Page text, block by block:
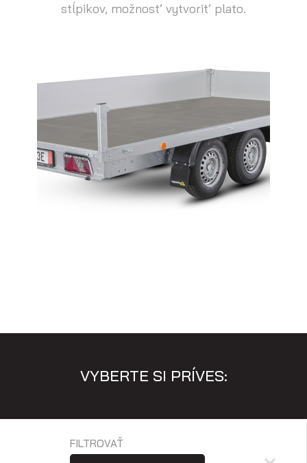
Prepravníky motocyklov
Výklopné prívesy
stĺpikov, možnosť vytvoriť plato.
VYBERTE SI PRÍVES:
FILTROVAŤ